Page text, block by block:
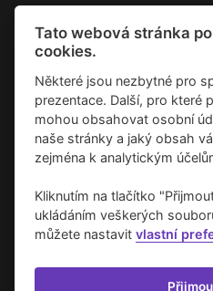
Zásady o
Tato webová stránka
cookies.
Některé jsou nezbytné pro
prezentace. Další, pro které
mohou obsahovat osobní
naše stránky a jaký obsah
zejména k analytickým
Kliknutím na tlačítko
ukládáním veškerých
můžete nastavitvlastní